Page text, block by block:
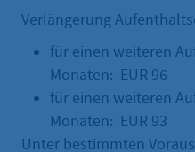
Verlängerung
für einen weiteren
Monaten: EUR 96
für einen weiteren
Monaten: EUR 93
Unter bestimmten